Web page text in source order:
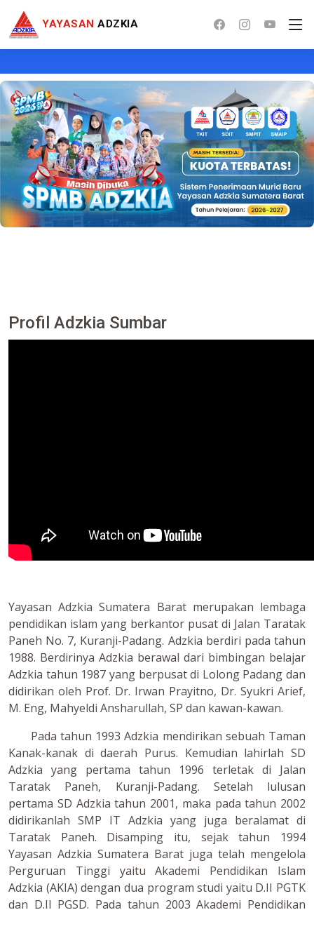
YAYASAN ADZKIA
Profil Adzkia Sumbar
Yayasan Adzkia Sumatera Barat merupakan lembaga
pendidikan islam yang berkantor pusat di Jalan Taratak
Paneh No. 7, Kuranji-Padang. Adzkia berdiri pada tahun
1988. Berdirinya Adzkia berawal dari bimbingan belajar
Adzkia tahun 1987 yang berpusat di Lolong Padang dan
didirikan oleh Prof. Dr. Irwan Prayitno, Dr. Syukri Arief,
M. Eng, Mahyeldi Ansharullah, SP dan kawan-kawan.
Pada tahun 1993 Adzkia mendirikan sebuah Taman
Kanak-kanak di daerah Purus. Kemudian lahirlah SD
Adzkia yang pertama tahun 1996 terletak di Jalan
Taratak Paneh, Kuranji-Padang. Setelah lulusan
pertama SD Adzkia tahun 2001, maka pada tahun 2002
didirikanlah SMP IT Adzkia yang juga beralamat di
Taratak Paneh. Disamping itu, sejak tahun 1994
Yayasan Adzkia Sumatera Barat juga telah mengelola
Perguruan Tinggi yaitu Akademi Pendidikan Islam
Adzkia (AKIA) dengan dua program studi yaitu D.II PGTK
dan D.II PGSD. Pada tahun 2003 Akademi Pendidikan